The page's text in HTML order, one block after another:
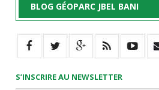
BLOG GÉOPARC JBEL BANI
S’INSCRIRE AU NEWSLETTER